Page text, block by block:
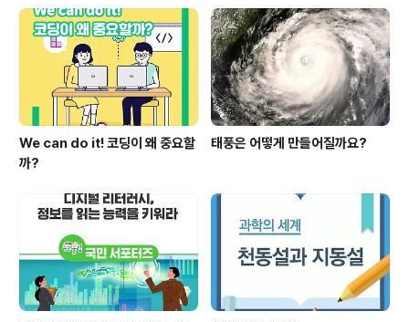
학할 때 필요한 서류를 준비하는데 있어 아포스티유 확인*
또는 영사관 공증 절차를 거쳐야하는 복잡한 절차를 간소
화하여, 교육부가 재외공관을 통해 확인한 외국의 학력인
정학교는 아포스티유 확인 ..
We can do it! 코딩이 왜 중요할
까?
태풍은 어떻게 만들어질까요?